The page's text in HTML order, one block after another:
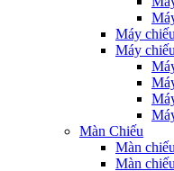
Máy
Máy
Màn Chiếu
Màn
Màn